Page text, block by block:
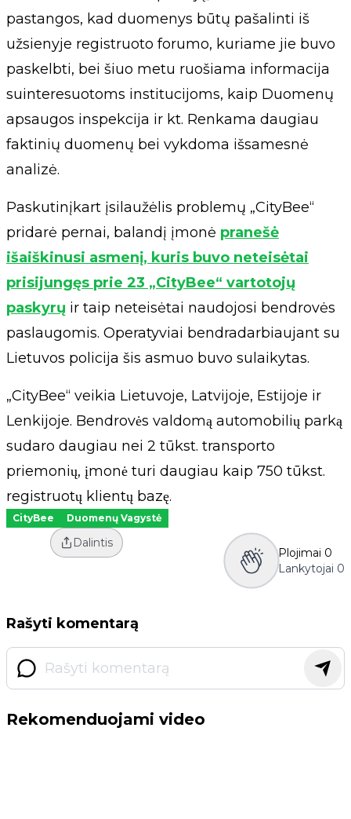
pastangos, kad duomenys būtų pašalinti iš
užsienyje registruoto forumo, kuriame jie buvo
paskelbti, bei šiuo metu ruošiama informacija
suinteresuotoms institucijoms, kaip Duomenų
apsaugos inspekcija ir kt. Renkama daugiau
faktinių duomenų bei vykdoma išsamesnė
analizė.
Paskutinįkart įsilaužėlis problemų „CityBee“
pridarė pernai, balandį įmonė pranešė
išaiškinusi asmenį, kuris buvo neteisėtai
prisijungęs prie 23 „CityBee“ vartotojų
paskyrų ir taip neteisėtai naudojosi bendrovės
paslaugomis. Operatyviai bendradarbiaujant su
Lietuvos policija šis asmuo buvo sulaikytas.
„CityBee“ veikia Lietuvoje, Latvijoje, Estijoje ir
Lenkijoje. Bendrovės valdomą automobilių parką
sudaro daugiau nei 2 tūkst. transporto
priemonių, įmonė turi daugiau kaip 750 tūkst.
registruotų klientų bazę.
CityBee Duomenų Vagystė
Dalintis
Plojimai 0
Lankytojai 0
Rašyti komentarą
Rekomenduojami video